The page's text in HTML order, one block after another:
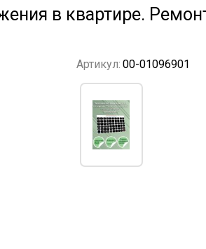
в квартире.
Артикул: 00-01096901